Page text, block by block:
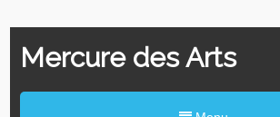
Mercure des Arts